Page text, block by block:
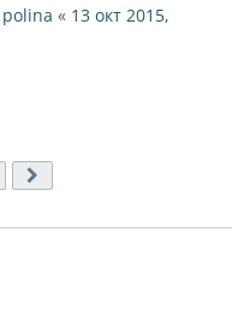
polina « 13 окт 2015,